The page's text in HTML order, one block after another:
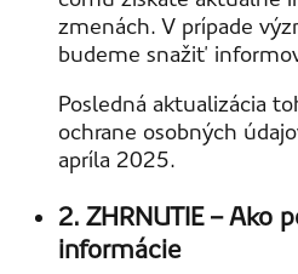
zmenách. V prípade
budeme snažiť
Posledná aktualizácia
ochrane osobných
apríla 2025.
2. ZHRNUTIE – Ako
informácie